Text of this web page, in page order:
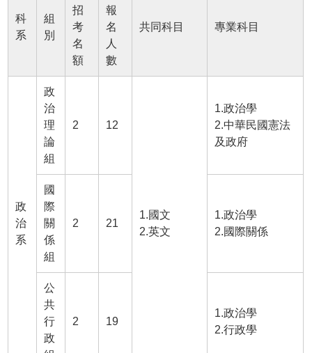
科
系
組
別
招
考
名
額
報
名
人
數
共同科目 專業科目
政
治
系
政
治
理
論
組
2 12
1.國文
2.英文
1.政治學
2.中華民國憲法
及政府
國
際
關
係
組
2 21
1.政治學
2.國際關係
公
共
行
政
2 19
1.政治學
2.行政學